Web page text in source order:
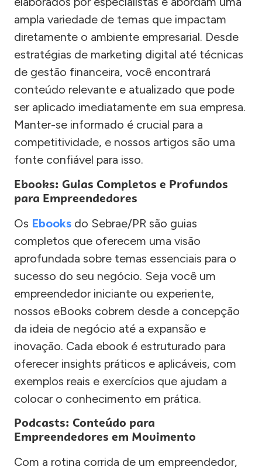
ampla variedade de temas que impactam
diretamente o ambiente empresarial. Desde
estratégias de marketing digital até técnicas
de gestão financeira, você encontrará
conteúdo relevante e atualizado que pode
ser aplicado imediatamente em sua empresa.
Manter-se informado é crucial para a
competitividade, e nossos artigos são uma
fonte confiável para isso.
Ebooks: Guias Completos e Profundos
para Empreendedores
Os Ebooks do Sebrae/PR são guias
completos que oferecem uma visão
aprofundada sobre temas essenciais para o
sucesso do seu negócio. Seja você um
empreendedor iniciante ou experiente,
nossos eBooks cobrem desde a concepção
da ideia de negócio até a expansão e
inovação. Cada ebook é estruturado para
oferecer insights práticos e aplicáveis, com
exemplos reais e exercícios que ajudam a
colocar o conhecimento em prática.
Podcasts: Conteúdo para
Empreendedores em Movimento
Com a rotina corrida de um empreendedor,